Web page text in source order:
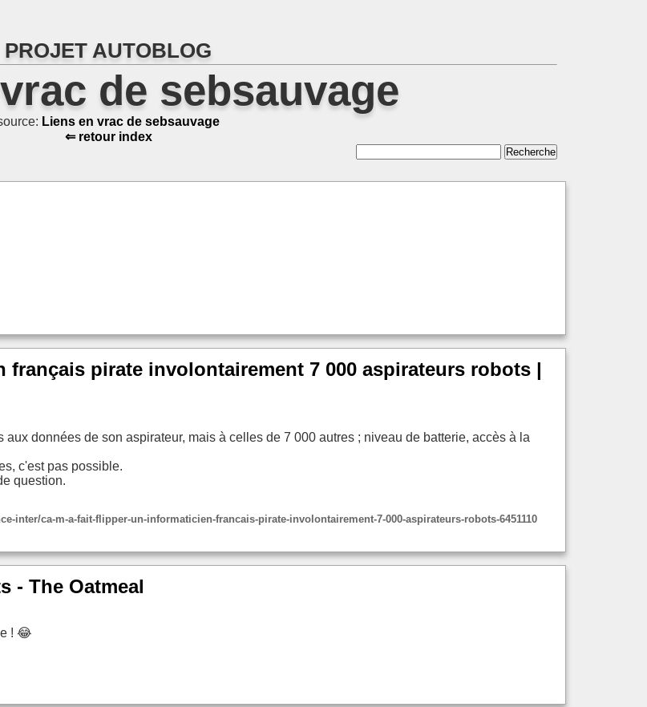
PROJET AUTOBLOG
de sebsauvage
Liens en vrac de sebsauvage
⇐ retour index
pirate involontairement 7 000 aspirateurs robots |
données de son aspirateur, mais à celles de 7 000 autres ; niveau de batterie, accès à la
c'est pas possible.
question.
inter/ca-m-a-fait-flipper-un-informaticien-francais-pirate-involontairement-7-000-aspirateurs-robots-6451110
- The Oatmeal
! 😂